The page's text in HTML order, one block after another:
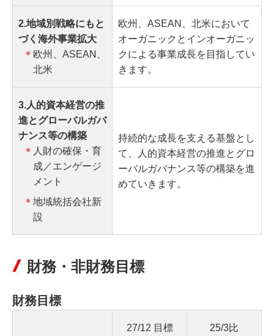
2.地域別戦略にもと
づく海外事業拡大
欧州、ASEAN、
北米
欧州、ASEAN、北米において
オーガニックとインオーガニッ
クによる事業成長を目指してい
きます。
3.人的資本経営の推
進とグローバルガバ
ナンス等の構築
人財の確保・育
成／エンゲージ
メント
地域統括会社新
設
持続的な成長を支える基盤とし
て、人的資本経営の推進とグロ
ーバルガバナンス等の構築を進
めていきます。
財務・非財務目標
財務目標
27/12 目標 25/3比